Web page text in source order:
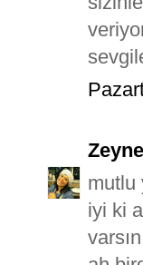
mutlu
iyi ki